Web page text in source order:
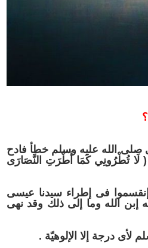
صلى الله عليه وسلم خطأ فادح
لَا تُطْرُونِي كَمَا أَطْرَتِ النَّصَارَى
إنقسموا فى إطراء سيدنا عيسى
إبن الله وما إلى ذلك وقد نهى
لأى درجة إلا الإلوهيّة .